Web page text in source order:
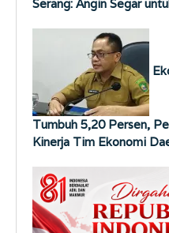
Serang: Angin Segar
Tumbuh 5,20 Persen,
Kinerja Tim Ekonomi